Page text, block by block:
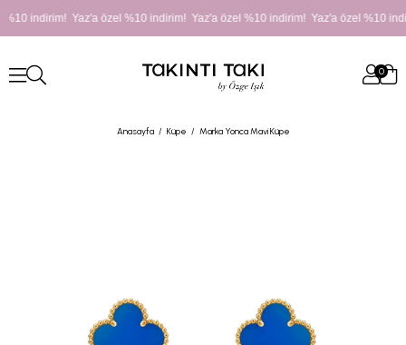
indirim! Yaz'a özel %10 indirim! Yaz'a özel %10 indirim! Yaz'a özel %10
0
Anasayfa Küpe Marka Yonca Mavi Küpe